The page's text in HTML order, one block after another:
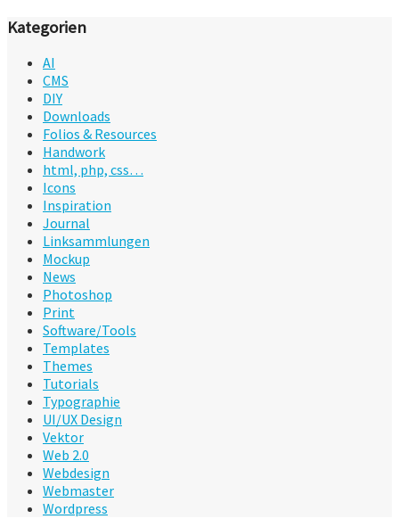
Kategorien
AI
CMS
DIY
Downloads
Folios & Resources
Handwork
html, php, css…
Icons
Inspiration
Journal
Linksammlungen
Mockup
News
Photoshop
Print
Software/Tools
Templates
Themes
Tutorials
Typographie
UI/UX Design
Vektor
Web 2.0
Webdesign
Webmaster
Wordpress